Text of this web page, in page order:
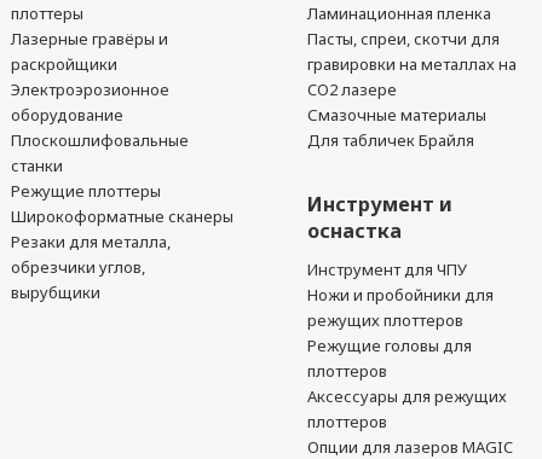
плоттеры
Лазерные гравёры и
раскройщики
Электроэрозионное
оборудование
Плоскошлифовальные
станки
Режущие плоттеры
Широкоформатные сканеры
Резаки для металла,
обрезчики углов,
вырубщики
Ламинационная пленка
Пасты, спреи, скотчи для
гравировки на металлах на
CO2 лазере
Смазочные материалы
Для табличек Брайля
Инструмент и
оснастка
Инструмент для ЧПУ
Ножи и пробойники для
режущих плоттеров
Режущие головы для
плоттеров
Аксессуары для режущих
плоттеров
Опции для лазеров MAGIC